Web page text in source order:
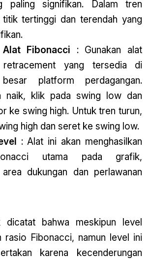
paling signifikan. Dalam tren
tertinggi dan terendah yang
Fibonacci : Gunakan alat
retracement yang tersedia di
platform perdagangan.
naik, klik pada swing low dan
ke swing high. Untuk tren turun,
high dan seret ke swing low.
: Alat ini akan menghasilkan
utama pada grafik,
dukungan dan perlawanan
dicatat bahwa meskipun level
rasio Fibonacci, namun level ini
karena kecenderungan